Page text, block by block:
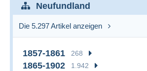
Neufundland
Die 5.297 Artikel anzeigen
1857-1861 268
1865-1902 1.942